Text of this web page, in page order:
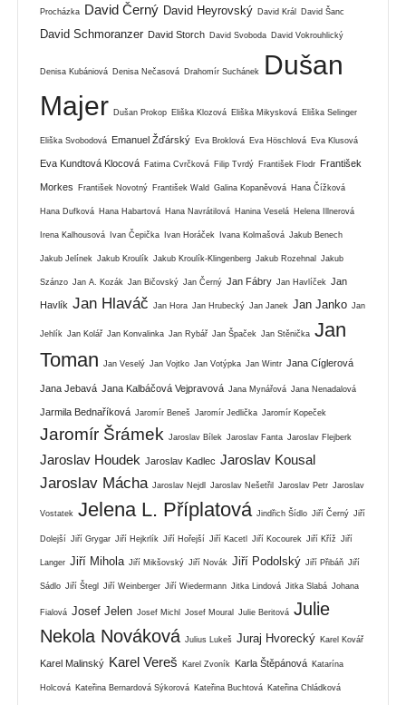
Procházka David Černý David Heyrovský David Král David Šanc
David Schmoranzer David Storch David Svoboda David Vokrouhlický
Denisa Kubániová Denisa Nečasová Drahomír Suchánek
Dušan
Majer Dušan Prokop Eliška Klozová Eliška Mikysková Eliška Selinger
Eliška Svobodová Emanuel Žďárský Eva Broklová Eva Höschlová Eva Klusová
Eva Kundtová Klocová Fatima Cvrčková Filip Tvrdý František Flodr František
Morkes František Novotný František Wald Galina Kopaněvová Hana Čížková
Hana Dufková Hana Habartová Hana Navrátilová Hanina Veselá Helena Illnerová
Irena Kalhousová Ivan Čepička Ivan Horáček Ivana Kolmašová Jakub Benech
Jakub Jelínek Jakub Kroulík Jakub Kroulík-Klingenberg Jakub Rozehnal Jakub
Szánzo Jan A. Kozák Jan Bičovský Jan Černý Jan Fábry Jan Havlíček Jan
Havlík Jan Hlaváč Jan Hora Jan Hrubecký Jan Janek Jan Janko Jan
Jehlík Jan Kolář Jan Konvalinka Jan Rybář Jan Špaček Jan Stěnička Jan
Toman
Jan Veselý Jan Vojtko Jan Votýpka Jan Wintr Jana Cíglerová
Jana Jebavá Jana Kalbáčová Vejpravová Jana Mynářová Jana Nenadalová
Jarmila Bednaříková Jaromír Beneš Jaromír Jedlička Jaromír Kopeček
Jaromír Šrámek Jaroslav Bílek Jaroslav Fanta Jaroslav Flejberk
Jaroslav Houdek Jaroslav Kadlec Jaroslav Kousal
Jaroslav Mácha Jaroslav Nejdl Jaroslav Nešetřil Jaroslav Petr Jaroslav
Vostatek Jelena L. Příplatová Jindřich Šídlo Jiří Černý Jiří
Dolejší Jiří Grygar Jiří Hejkrlík Jiří Hořejší Jiří Kacetl Jiří Kocourek Jiří Kříž Jiří
Langer Jiří Mihola Jiří Mikšovský Jiří Novák Jiří Podolský Jiří Přibáň Jiří
Sádlo Jiří Štegl Jiří Weinberger Jiří Wiedermann Jitka Lindová Jitka Slabá Johana
Fialová Josef Jelen Josef Michl Josef Moural Julie Beritová Julie
Nekola Nováková Julius Lukeš Juraj Hvorecký Karel Kovář
Karel Malinský Karel Vereš Karel Zvoník Karla Štěpánová Katarína
Holcová Kateřina Bernardová Sýkorová Kateřina Buchtová Kateřina Chládková